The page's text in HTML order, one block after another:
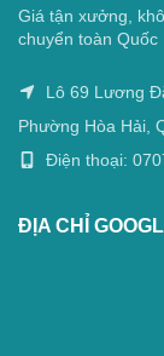
Giá tận xưởng,
chuyển toàn Quốc
Lô 69 Lương
Phường Hòa Hải,
Điện thoại:
ĐỊA CHỈ